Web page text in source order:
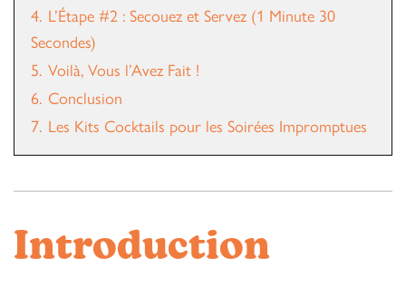
4. L’Étape #2 : Secouez et Servez (1 Minute 30
Secondes)
5. Voilà, Vous l’Avez Fait !
6. Conclusion
7. Les Kits Cocktails pour les Soirées Impromptues
Introduction